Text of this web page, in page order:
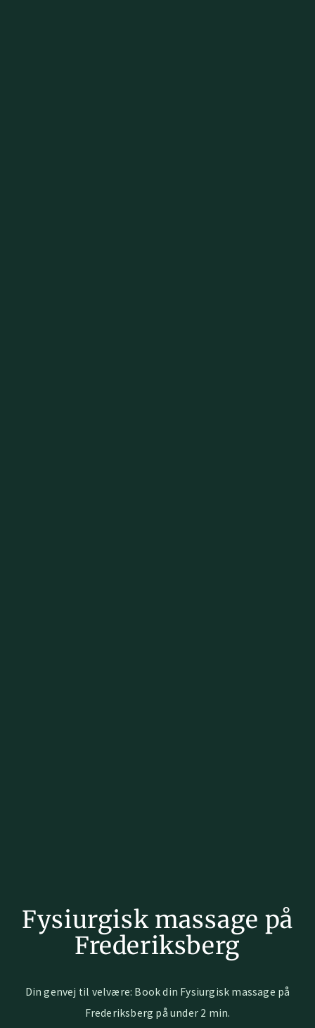
Fysiurgisk massage på
Frederiksberg
Din genvej til velvære: Book din Fysiurgisk massage på
Frederiksberg på under 2 min.